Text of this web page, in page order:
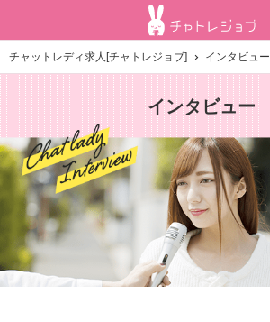
チャットレディ求人[チャトレジョブ] インタビュー
インタビュー